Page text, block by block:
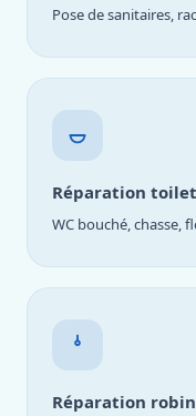
Pose de sanitaires,
Réparation
WC bouché, chasse,
Réparation